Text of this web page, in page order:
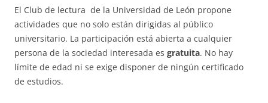
El Club de lectura de la Universidad de León propone
actividades que no solo están dirigidas al público
universitario. La participación está abierta a cualquier
persona de la sociedad interesada es gratuita. No hay
límite de edad ni se exige disponer de ningún certificado
de estudios.